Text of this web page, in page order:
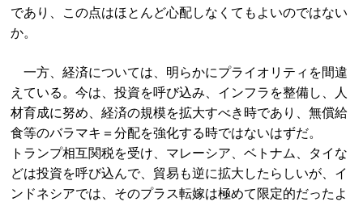
であり、この点はほとんど心配しなくてもよいのではない
か。
一方、経済については、明らかにプライオリティを間違
えている。今は、投資を呼び込み、インフラを整備し、人
材育成に努め、経済の規模を拡大すべき時であり、無償給
食等のバラマキ＝分配を強化する時ではないはずだ。
トランプ相互関税を受け、マレーシア、ベトナム、タイな
どは投資を呼び込んで、貿易も逆に拡大したらしいが、イ
ンドネシアでは、そのプラス転嫁は極めて限定的だったよ